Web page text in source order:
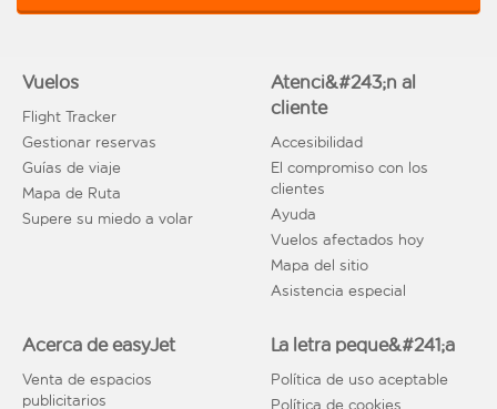
Vuelos
Flight Tracker
Gestionar reservas
Guías de viaje
Mapa de Ruta
Supere su miedo a volar
Atenci&#243;n al
cliente
Accesibilidad
El compromiso con los
clientes
Ayuda
Vuelos afectados hoy
Mapa del sitio
Asistencia especial
Acerca de easyJet
Venta de espacios
publicitarios
La letra peque&#241;a
Política de uso aceptable
Política de cookies